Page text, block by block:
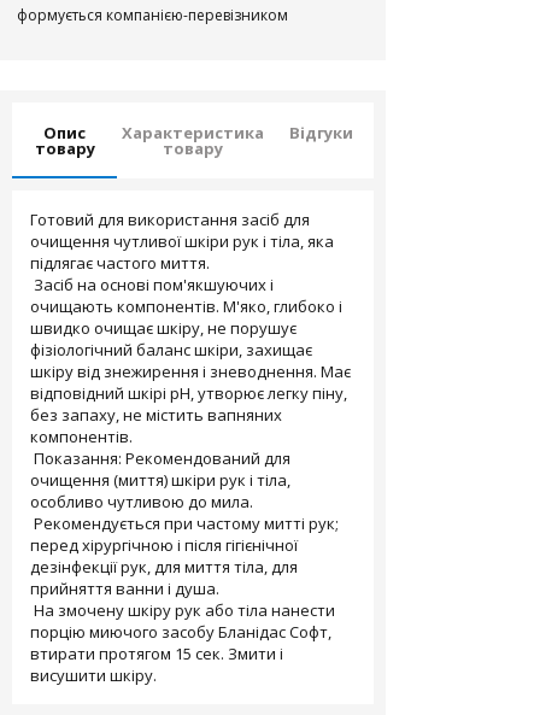
формується компанією-перевізником
Опис
товару
Характеристика
товару
Відгуки
Готовий для використання засіб для
очищення чутливої ​​шкіри рук і тіла, яка
підлягає частого миття.
Засіб на основі пом'якшуючих і
очищають компонентів. М'яко, глибоко і
швидко очищає шкіру, не порушує
фізіологічний баланс шкіри, захищає
шкіру від знежирення і зневоднення. Має
відповідний шкірі рН, утворює легку піну,
без запаху, не містить вапняних
компонентів.
Показання: Рекомендований для
очищення (миття) шкіри рук і тіла,
особливо чутливою до мила.
Рекомендується при частому митті рук;
перед хірургічною і після гігієнічної
дезінфекції рук, для миття тіла, для
прийняття ванни і душа.
На змочену шкіру рук або тіла нанести
порцію миючого засобу Бланідас Софт,
втирати протягом 15 сек. Змити і
висушити шкіру.